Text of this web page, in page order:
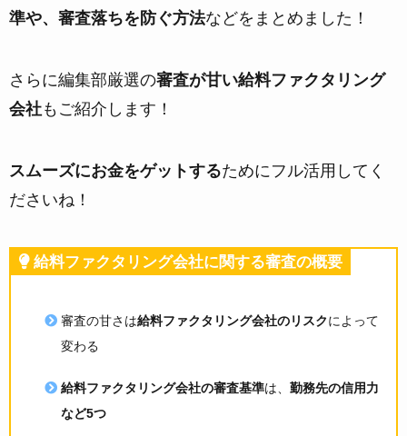
準や、審査落ちを防ぐ方法などをまとめました！
さらに編集部厳選の審査が甘い給料ファクタリング
会社もご紹介します！
スムーズにお金をゲットするためにフル活用してく
ださいね！
給料ファクタリング会社に関する審査の概要
審査の甘さは給料ファクタリング会社のリスクによって
変わる
給料ファクタリング会社の審査基準は、 勤務先の信用力
など5つ